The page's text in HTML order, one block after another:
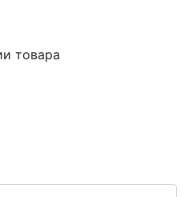
товара